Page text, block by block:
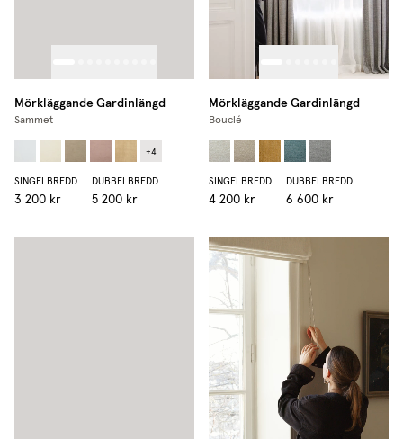
Mörkläggande Gardinlängd
Sammet
+4
SINGELBREDD
3 200 kr
DUBBELBREDD
5 200 kr
Mörkläggande Gardinlängd
Bouclé
SINGELBREDD
4 200 kr
DUBBELBREDD
6 600 kr